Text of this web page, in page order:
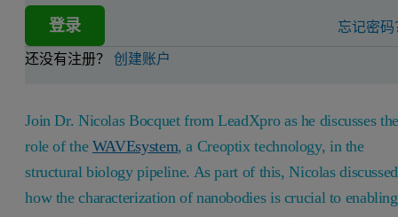
登录 忘记密码
还没有注册？创建账户
Join Dr. Nicolas Bocquet from LeadXpro as he discusses the
role of the WAVEsystem, a Creoptix technology, in the
structural biology pipeline. As part of this, Nicolas discussed
how the characterization of nanobodies is crucial to enabling